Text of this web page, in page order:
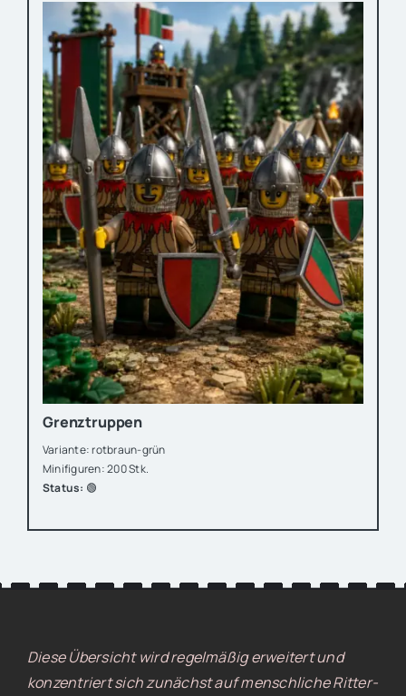
Grenztruppen
Variante: rotbraun-grün
Minifiguren: 200 Stk.
Status: 🟢
Diese Übersicht wird regelmäßig erweitert und
konzentriert sich zunächst auf menschliche Ritter-